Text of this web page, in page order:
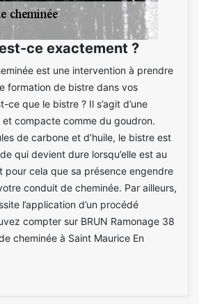
ce exactement ?
est une intervention à prendre
formation de bistre dans vos
ce que le bistre ? Il s’agit d’une
compacte comme du goudron.
de carbone et d’huile, le bistre est
qui devient dure lorsqu’elle est au
pour cela que sa présence engendre
conduit de cheminée. Par ailleurs,
l’application d’un procédé
compter sur BRUN Ramonage 38
cheminée à Saint Maurice En